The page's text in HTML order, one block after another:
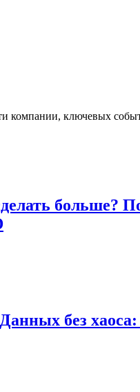
компании, ключевых
больше?
без